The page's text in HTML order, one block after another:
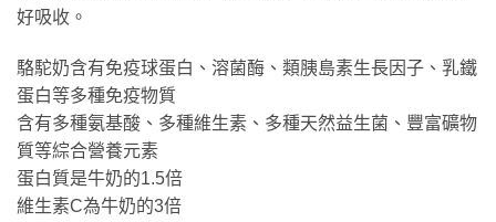
好吸收。
駱駝奶含有免疫球蛋白、溶菌酶、類胰島素生長因子、乳鐵
蛋白等多種免疫物質
含有多種氨基酸、多種維生素、多種天然益生菌、豐富礦物
質等綜合營養元素
蛋白質是牛奶的1.5倍
維生素C為牛奶的3倍